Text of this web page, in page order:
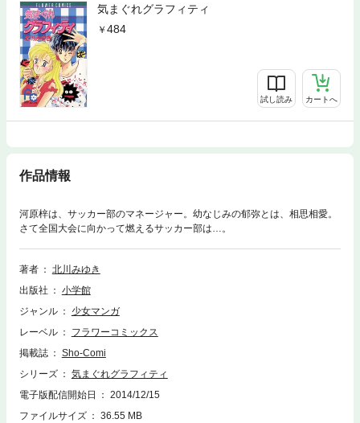
気まぐれグラフィティ
484
試し読み カートへ
作品情報
河原梓は、サッカー部のマネージャー。幼なじみの郁弥とは、相思相愛。
さて全国大会に向かって燃えるサッカー部は…。
著者
北川みゆき
出版社
小学館
ジャンル
少女マンガ
レーベル
フラワーコミックス
掲載誌
Sho-Comi
シリーズ
気まぐれグラフィティ
電子版配信開始日
2014/12/15
ファイルサイズ
36.55 MB